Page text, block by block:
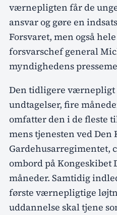
værnepligten får de
ansvar og gøre en
Forsvaret, men også
forsvarschef general
myndighedens
Den tidligere værnepligt
undtagelser, fire
omfatter den i de fleste
mens tjenesten ved Den
Gardehusarregimentet,
ombord på Kongeskibet
måneder. Samtidig
første værnepligtige
uddannelse skal tjene